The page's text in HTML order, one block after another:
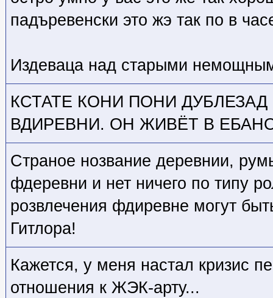
падъревенски это жэ так по в
Издеваца над старыми
КСТАТЕ КОНИ ПОНИ
ВДИРЕВНИ. ОН ЖИВЁТ В
Страное нозвание деревнии,
фдеревни и нет ничего по типу
розвлечения фдиревне могут
Гитлора!
Кажется, у меня настал кризис
отношения к ЖЭК-арту...